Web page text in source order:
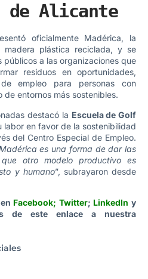
de Alicante
oficialmente Madérica, la
plástica reciclada, y se
a las organizaciones que
residuos en oportunidades,
empleo para personas con
entornos más sostenibles.
destacó la Escuela de Golf
labor en favor de la sostenibilidad
del Centro Especial de Empleo.
es una forma de dar las
otro modelo productivo es
y humano”, subrayaron desde
Facebook; Twitter; LinkedIn y
de este enlace a nuestra